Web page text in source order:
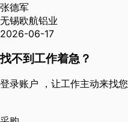
张德军
无锡欧航铝业
2026-06-17
找不到工作着急？
登录账户 ，让工作主动来找您